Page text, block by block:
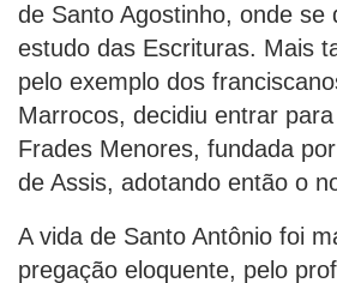
de Santo Agostinho, onde se
estudo das Escrituras. Mais
pelo exemplo dos
Marrocos, decidiu entrar
Frades Menores, fundada
de Assis, adotando então o
A vida de Santo Antônio foi
pregação eloquente, pelo